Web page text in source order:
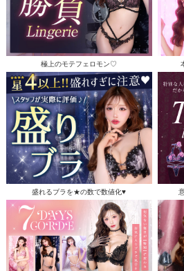
極上のモテフェロモン♡
盛れるブラを★の数で数値化♥